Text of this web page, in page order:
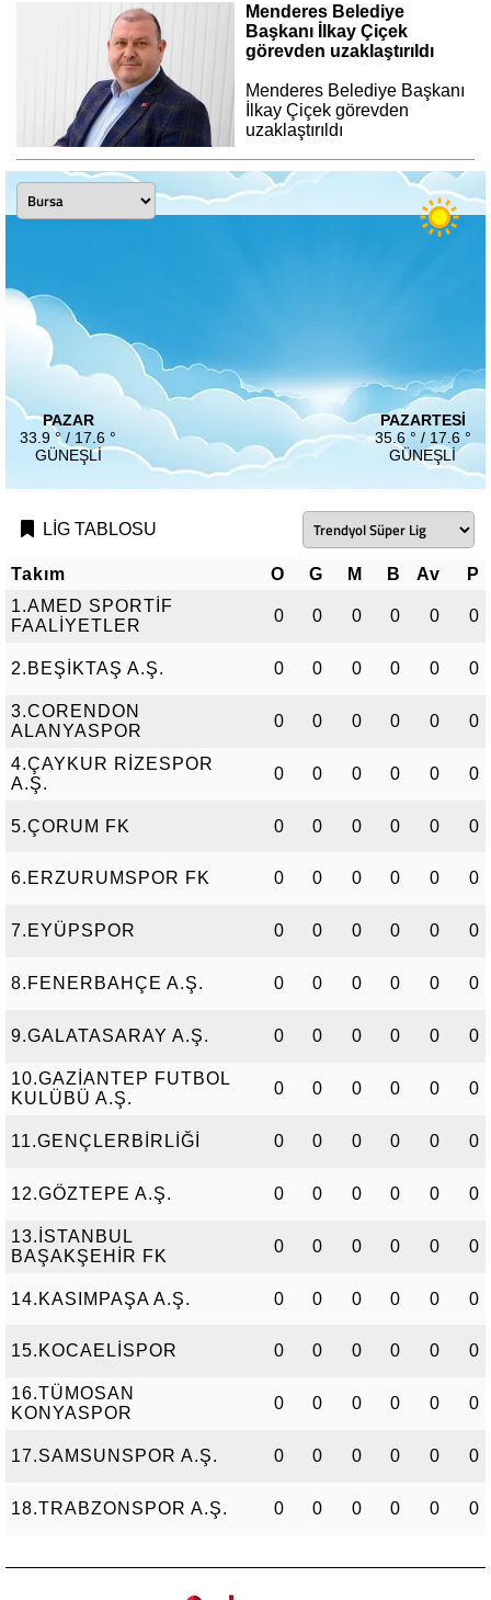
Menderes Belediye
Başkanı İlkay Çiçek
görevden uzaklaştırıldı
Menderes Belediye Başkanı
İlkay Çiçek görevden
uzaklaştırıldı
PAZAR
33.9 ° / 17.6 °
GÜNEŞLI
PAZARTESI
35.6 ° / 17.6 °
GÜNEŞLI
LİG TABLOSU
Takım O G M B Av
P
1.AMED SPORTİF
FAALİYETLER
0 0 0 0 0 0
2.BEŞİKTAŞ A.Ş. 0 0 0 0 0 0
3.CORENDON
ALANYASPOR
0 0 0 0 0 0
4.ÇAYKUR RİZESPOR
A.Ş.
0 0 0 0 0 0
5.ÇORUM FK 0 0 0 0 0 0
6.ERZURUMSPOR FK 0 0 0 0 0 0
7.EYÜPSPOR 0 0 0 0 0 0
8.FENERBAHÇE A.Ş. 0 0 0 0 0 0
9.GALATASARAY A.Ş. 0 0 0 0 0 0
10.GAZİANTEP FUTBOL
KULÜBÜ A.Ş.
0 0 0 0 0 0
11.GENÇLERBİRLİĞİ 0 0 0 0 0 0
12.GÖZTEPE A.Ş. 0 0 0 0 0 0
13.İSTANBUL
BAŞAKŞEHİR FK
0 0 0 0 0 0
14.KASIMPAŞA A.Ş. 0 0 0 0 0 0
15.KOCAELİSPOR 0 0 0 0 0 0
16.TÜMOSAN
KONYASPOR
0 0 0 0 0 0
17.SAMSUNSPOR A.Ş. 0 0 0 0 0 0
18.TRABZONSPOR A.Ş. 0 0 0 0 0 0